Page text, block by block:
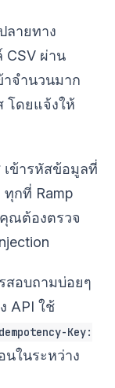
ลายทาง
CSV ผ่าน
าจำนวนมาก
โดยแจ้งให้
เข้ารหัสข้อมูลที่
กที่ Ramp
ณต้องตรวจ
สอบถามบ่อยๆ
API ใช้
Key:
นในระหว่าง